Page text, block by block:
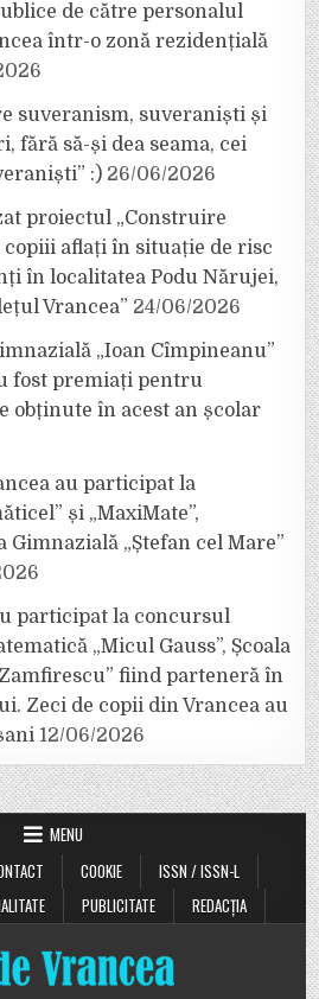
de către personalul
într-o zonă rezidențială
suveranism, suveraniști și
fără să-și dea seama, cei
:) 26/06/2026
proiectul „Construire
aflați în situație de risc
în localitatea Podu Nărujei,
Vrancea” 24/06/2026
„Ioan Cîmpineanu”
fost premiați pentru
obținute în acest an școlar
au participat la
și „MaxiMate”,
Gimnazială „Ștefan cel Mare”
participat la concursul
„Micul Gauss”, Școala
fiind parteneră în
Zeci de copii din Vrancea au
12/06/2026
MENU
COOKIE
ISSN / ISSN-L
PUBLICITATE REDACȚIA